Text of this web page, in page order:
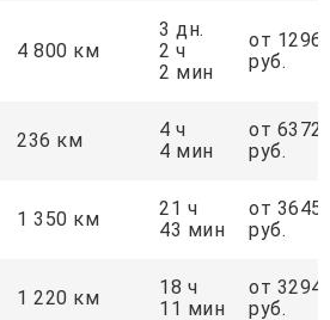
4 800 км
3 дн.
2 ч
2 мин
от
руб.
236 км
4 ч
4 мин
от 6372
руб.
1 350 км
21 ч
43 мин
от
руб.
1 220 км
18 ч
11 мин
от
руб.